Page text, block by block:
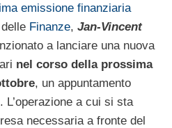
emissione finanziaria
Finanze, Jan-Vincent
a lanciare una nuova
nel corso della prossima
, un appuntamento
a cui si sta
necessaria a fronte del